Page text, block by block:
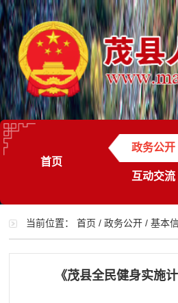
首页
政务公开
互动交流
当前位置：首页 /政务公开 /基本
《茂县全民健身实施